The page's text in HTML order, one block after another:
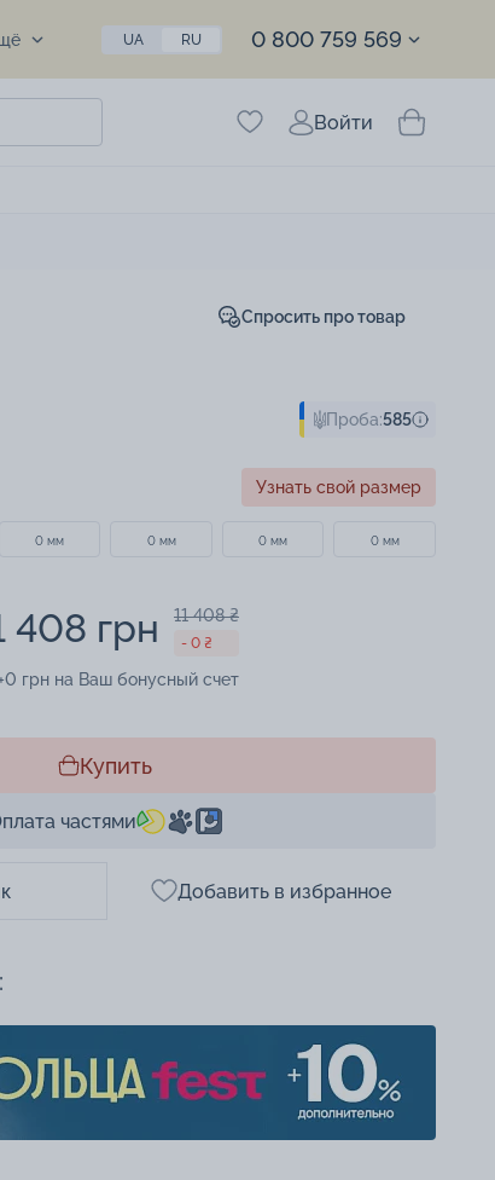
UA RU 0 800 759 569
Войти
Спросить про товар
Проба:585
Узнать свой размер
0 мм 0 мм 0 мм 0 мм
408 грн 11 408 ₴
- 0 ₴
грн на Ваш бонусный счет
Купить
частями
Добавить в избранное